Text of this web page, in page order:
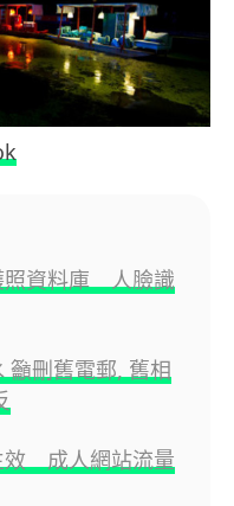
照資料庫 人臉識
籲刪舊電郵, 舊相
效 成人網站流量